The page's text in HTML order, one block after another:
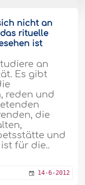
nicht an
rituelle
ist
an
Es gibt
reden und
die
und
für die..
14-6-2012